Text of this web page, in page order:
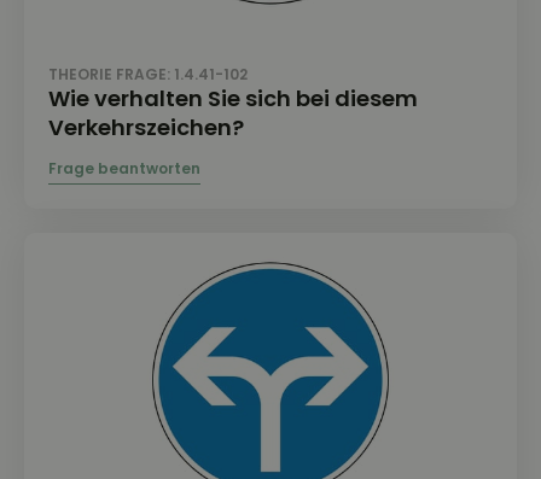
THEORIE FRAGE: 1.4.41-102
Wie verhalten Sie sich bei diesem
Verkehrszeichen?